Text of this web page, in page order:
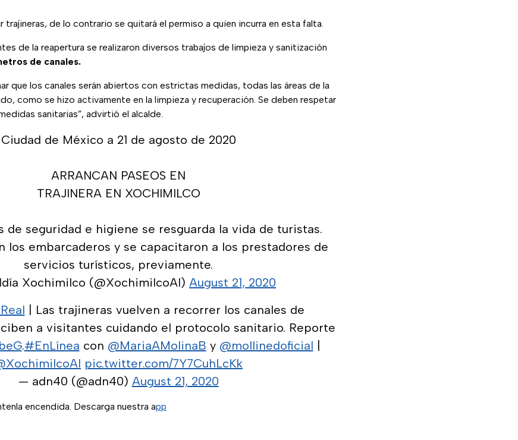
trajineras, de lo contrario se quitará el permiso a quien incurra en esta falta.
de la reapertura se realizaron diversos trabajos de limpieza y sanitización
de canales.
que los canales serán abiertos con estrictas medidas, todas las áreas de la
como se hizo activamente en la limpieza y recuperación. Se deben respetar
sanitarias”, advirtió el alcalde.
Ciudad de México a 21 de agosto de 2020
ARRANCAN PASEOS EN
TRAJINERA EN XOCHIMILCO
de seguridad e higiene se resguarda la vida de turistas.
los embarcaderos y se capacitaron a los prestadores de
servicios turísticos, previamente.
Xochimilco (@XochimilcoAl) August 21, 2020
| Las trajineras vuelven a recorrer los canales de
a visitantes cuidando el protocolo sanitario. Reporte
.#EnLínea con @MariaAMolinaB y @mollinedoficial
pic.twitter.com/7Y7CuhLcKk
— adn40 (@adn40) August 21, 2020
encendida. Descarga nuestra app